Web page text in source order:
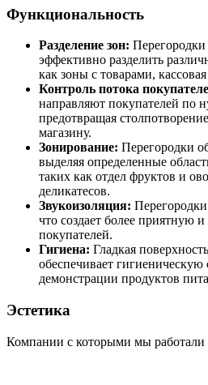
Функциональность
Разделение зон:
эффективно разделить
как зоны с товарами,
Контроль потока
направляют покупателей по
предотвращая
магазину.
Зонирование: Перегородки
выделяя определенные
таких как отдел фруктов и
деликатесов.
Звукоизоляция:
что создает более приятную
покупателей.
Гигиена: Гладкая
обеспечивает гигиеническую
демонстрации продуктов
Эстетика
Компании с которыми мы работали